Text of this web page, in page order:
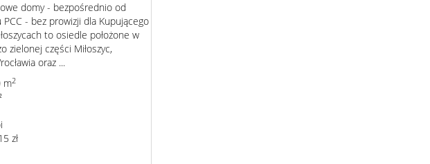
domy - bezpośrednio od
- bez prowizji dla Kupującego
to osiedle położone w
zielonej części Miłoszyc,
oraz ...
m2
zł